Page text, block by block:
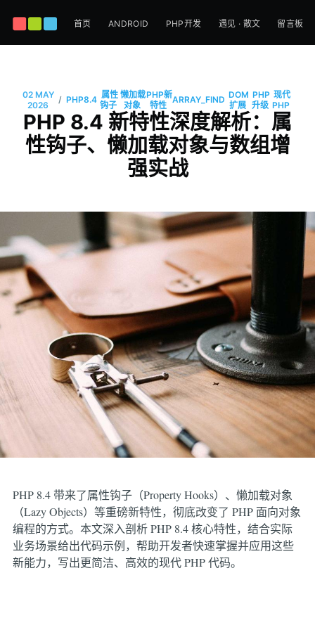
首页 ANDROID PHP开发 遇见 · 散文 留言板
02 MAY
2026
/ PHP8.4 属性
钩子
懒加载
对象
PHP新
特性 ARRAY_FIND DOM
扩展
PHP
升级
现代
PHP
PHP 8.4 新特性深度解析：属
性钩子、懒加载对象与数组增
强实战
PHP 8.4 带来了属性钩子（Property Hooks）、懒加载对象
（Lazy Objects）等重磅新特性，彻底改变了 PHP 面向对象
编程的方式。本文深入剖析 PHP 8.4 核心特性，结合实际
业务场景给出代码示例，帮助开发者快速掌握并应用这些
新能力，写出更简洁、高效的现代 PHP 代码。